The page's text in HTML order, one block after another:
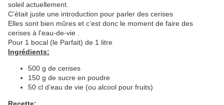
soleil actuellement.
C’était juste une introduction pour parler des cerises
Elles sont bien mûres et c’est donc le moment de faire des
cerises à l'eau-de-vie .
Pour 1 bocal (le Parfait) de 1 litre
Ingrédients:
500 g de cerises
150 g de sucre en poudre
50 cl d’eau de vie (ou alcool pour fruits)